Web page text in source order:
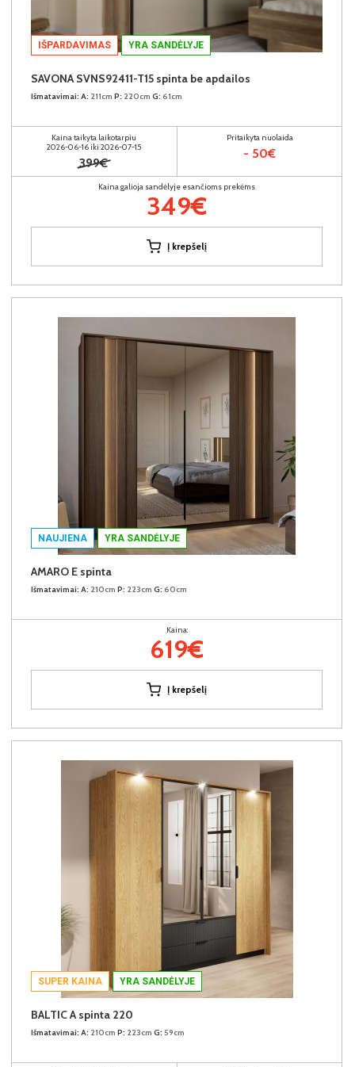
IŠPARDAVIMAS YRA SANDĖLYJE
SAVONA SVNS92411-T15 spinta be apdailos
Išmatavimai: A: 211cm P: 220cm G: 61cm
Kaina taikyta laikotarpiu
2026-06-16 iki 2026-07-15
399€
Pritaikyta nuolaida
- 50€
Kaina galioja sandėlyje esančioms prekėms
349€
Į krepšelį
NAUJIENA YRA SANDĖLYJE
AMARO E spinta
Išmatavimai: A: 210cm P: 223cm G: 60cm
Kaina:
619€
Į krepšelį
SUPER KAINA YRA SANDĖLYJE
BALTIC A spinta 220
Išmatavimai: A: 210cm P: 223cm G: 59cm